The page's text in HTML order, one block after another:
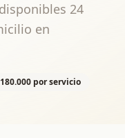
24
en
por servicio